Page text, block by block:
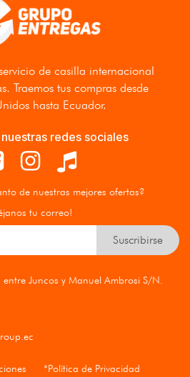
de casilla internacional
Traemos tus compras desde
hasta Ecuador.
redes sociales
de nuestras mejores ofertas?
tu correo!
Suscribirse
Juncos y Manuel Ambrosi S/N.
*Política de Privacidad